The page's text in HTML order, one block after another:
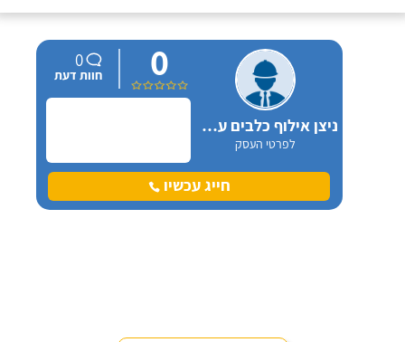
ניצן אילוף כלבים על הכנרת
לפרטי העסק
0
0
חוות דעת
חייג עכשיו